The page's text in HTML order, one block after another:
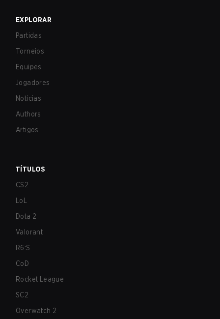
EXPLORAR
Partidas
Torneios
Equipes
Jogadores
Notícias
Authors
Artigos
TÍTULOS
CS2
LoL
Dota 2
Valorant
R6:S
CoD
Rocket League
SC2
Overwatch 2